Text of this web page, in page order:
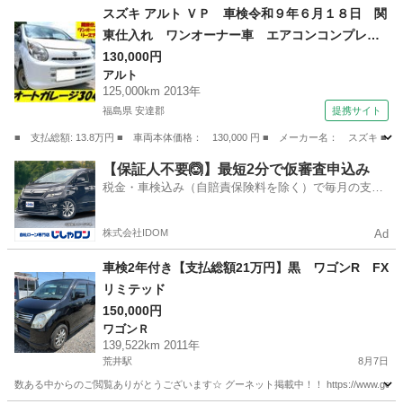
泉中央駅 その他 車両
スズキ アルト ＶＰ 車検令和９年６月１８日 関
東仕入れ ワンオーナー車 エアコンコンプレッ
サー新品交換済み 法人リースアップ車 点検整
備記録簿 禁煙車 純正ＡＭ／ＦＭラジオ ４ナ
ンバー パワステ レベライザー 貨物登録
130,000円
アルト
125,000km 2013年
福島県 安達郡 提携サイト
■ 支払総額: 13.8万円 ■ 車両本体価格： 130,000 円 ■ メーカー名： スズキ ■
福島 安達郡 アルト
【保証人不要🙆】最短2分で仮審査申込み
税金・車検込み（自賠責保険料を除く）で毎月の支払
株式会社IDOM Ad
車検2年付き【支払総額21万円】黒 ワゴンR FX
リミテッド
150,000円
ワゴンＲ
139,522km 2011年
荒井駅 8月7日
数ある中からのご閲覧ありがとうございます☆ グーネット掲載中！！ https://